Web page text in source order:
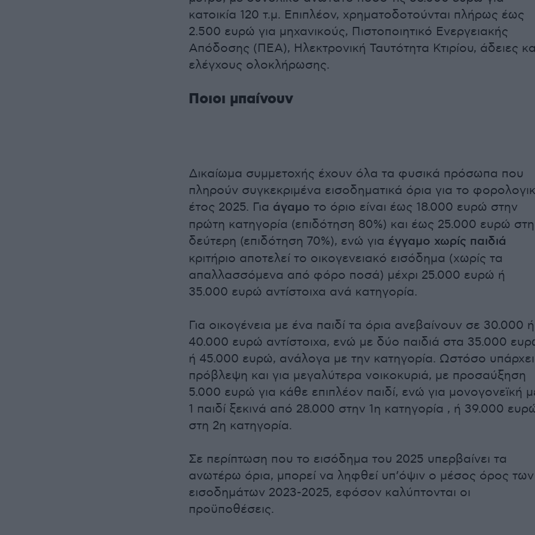
κατοικία 120 τ.μ. Επιπλέον, χρηματοδοτούνται πλήρως έως
2.500 ευρώ για μηχανικούς, Πιστοποιητικό Ενεργειακής
Απόδοσης (ΠΕΑ), Ηλεκτρονική Ταυτότητα Κτιρίου, άδειες
ελέγχους ολοκλήρωσης.
Ποιοι μπαίνουν
Δικαίωμα συμμετοχής έχουν όλα τα φυσικά πρόσωπα που
πληρούν συγκεκριμένα εισοδηματικά όρια για το
έτος 2025. Για άγαμο το όριο είναι έως 18.000 ευρώ στην
πρώτη κατηγορία (επιδότηση 80%) και έως 25.000 ευρώ στη
δεύτερη (επιδότηση 70%), ενώ για έγγαμο χωρίς παιδιά
κριτήριο αποτελεί το οικογενειακό εισόδημα (χωρίς τα
απαλλασσόμενα από φόρο ποσά) μέχρι 25.000 ευρώ ή
35.000 ευρώ αντίστοιχα ανά κατηγορία.
Για οικογένεια με ένα παιδί τα όρια ανεβαίνουν σε 30.000 ή
40.000 ευρώ αντίστοιχα, ενώ με δύο παιδιά στα 35.000
ή 45.000 ευρώ, ανάλογα με την κατηγορία. Ωστόσο υπάρχει
πρόβλεψη και για μεγαλύτερα νοικοκυριά, με προσαύξηση
5.000 ευρώ για κάθε επιπλέον παιδί, ενώ για μονογονεϊκή
1 παιδί ξεκινά από 28.000 στην 1η κατηγορία , ή 39.000
στη 2η κατηγορία.
Σε περίπτωση που το εισόδημα του 2025 υπερβαίνει τα
ανωτέρω όρια, μπορεί να ληφθεί υπ’όψιν ο μέσος όρος των
εισοδημάτων 2023-2025, εφόσον καλύπτονται οι
προϋποθέσεις.